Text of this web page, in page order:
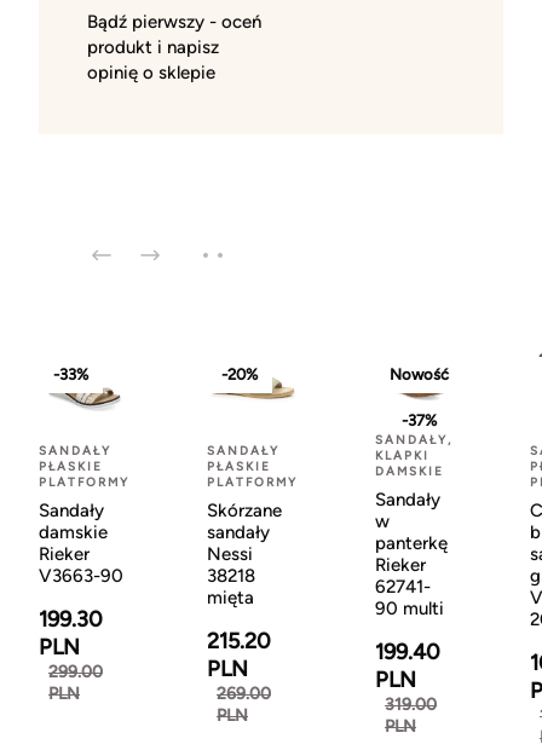
Bądź pierwszy - oceń
produkt i napisz
opinię o sklepie
-33%
SANDAŁY
PŁASKIE
PLATFORMY
Sandały
damskie
Rieker
V3663-90
199.30
PLN
299.00
PLN
-20%
SANDAŁY
PŁASKIE
PLATFORMY
Skórzane
sandały
Nessi
38218
mięta
215.20
PLN
269.00
PLN
Nowość
-37%
SANDAŁY,
KLAPKI
DAMSKIE
Sandały
w
panterkę
Rieker
62741-
90 multi
199.40
PLN
319.00
PLN